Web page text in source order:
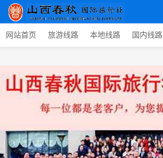
网站首页 旅游线路 本地线路 国内线路